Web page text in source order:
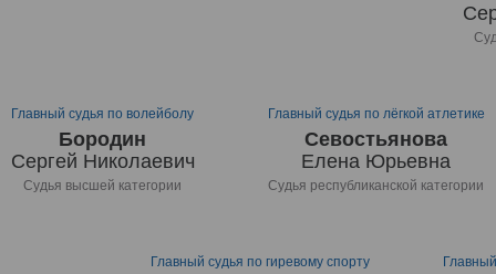
Главный судья по волейболу
Бородин
Сергей Николаевич
Судья высшей категории
Главный судья по лёгкой атлетике
Севостьянова
Елена Юрьевна
Судья республиканской категории
Главный судья по гиревому спорту